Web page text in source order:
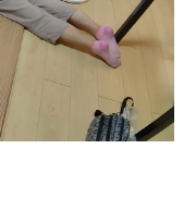
閉じる